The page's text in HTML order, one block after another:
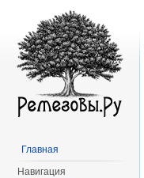
Главная
Навигация